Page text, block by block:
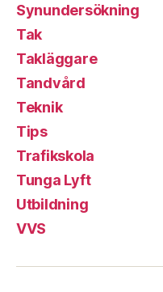
Synundersökning
Tak
Takläggare
Tandvård
Teknik
Tips
Trafikskola
Tunga Lyft
Utbildning
VVS